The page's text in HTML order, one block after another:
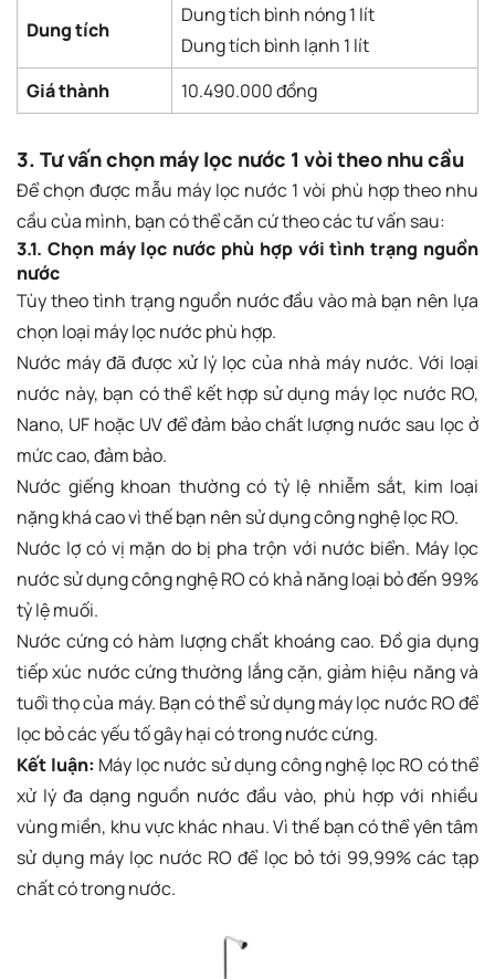
Dung tích
Dung tích bình nóng 1 lít
Dung tích bình lạnh 1 lít
Giá thành
10.490.000 đồng
3. Tư vấn chọn máy lọc nước 1 vòi theo nhu cầu
Để chọn được mẫu máy lọc nước 1 vòi phù hợp theo nhu
cầu của mình, bạn có thể căn cứ theo các tư vấn sau:
3.1. Chọn máy lọc nước phù hợp với tình trạng nguồn
nước
Tùy theo tình trạng nguồn nước đầu vào mà bạn nên lựa
chọn loại máy lọc nước phù hợp.
Nước máy đã được xử lý lọc của nhà máy nước. Với loại
nước này, bạn có thể kết hợp sử dụng máy lọc nước RO,
Nano, UF hoặc UV để đảm bảo chất lượng nước sau lọc ở
mức cao, đảm bảo.
Nước giếng khoan thường có tỷ lệ nhiễm sắt, kim loại
nặng khá cao vì thế bạn nên sử dụng công nghệ lọc RO.
Nước lợ có vị mặn do bị pha trộn với nước biển. Máy lọc
nước sử dụng công nghệ RO có khả năng loại bỏ đến 99%
tỷ lệ muối.
Nước cứng có hàm lượng chất khoáng cao. Đồ gia dụng
tiếp xúc nước cứng thường lắng cặn, giảm hiệu năng và
tuổi thọ của máy. Bạn có thể sử dụng máy lọc nước RO để
lọc bỏ các yếu tố gây hại có trong nước cứng.
Kết luận: Máy lọc nước sử dụng công nghệ lọc RO có thể
xử lý đa dạng nguồn nước đầu vào, phù hợp với nhiều
vùng miền, khu vực khác nhau. Vì thế bạn có thể yên tâm
sử dụng máy lọc nước RO để lọc bỏ tới 99,99% các tạp
chất có trong nước.